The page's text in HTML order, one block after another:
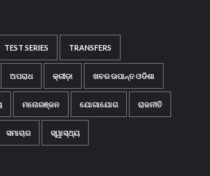
TEST SERIES TRANSFERS
ଅପରାଧ କ୍ରୀଡ଼ା ଖବର ଉପାନ୍ତ ଓଡିଶା
ମନୋରଞ୍ଜନ ଯୋଗାଯୋଗ ରାଜନୀତି
ସମାଚାର ସ୍ୱାସ୍ଥ୍ୟ